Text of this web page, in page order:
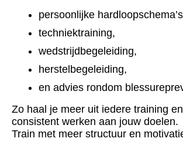
persoonlijke
techniektraining,
wedstrijdbegeleiding,
herstelbegeleiding,
en advies rondom
Zo haal je meer uit iedere training
consistent werken aan jouw doelen.
Train met meer structuur en